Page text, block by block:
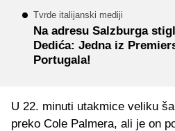
Tvrde italijanski mediji
Na adresu Salzburga
Dedića: Jedna iz
Portugala!
U 22. minuti utakmice veliku
preko Cole Palmera, ali je on